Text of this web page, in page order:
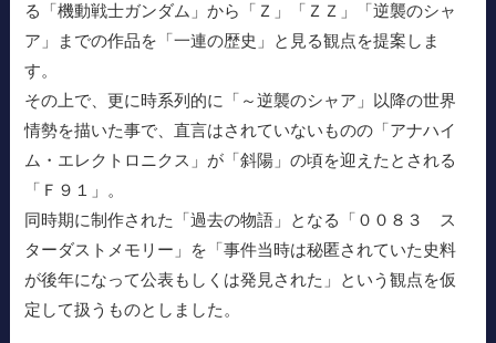
る「機動戦士ガンダム」から「Ｚ」「ＺＺ」「逆襲のシャ
ア」までの作品を「一連の歴史」と見る観点を提案しま
す。
その上で、更に時系列的に「～逆襲のシャア」以降の世界
情勢を描いた事で、直言はされていないものの「アナハイ
ム・エレクトロニクス」が「斜陽」の頃を迎えたとされる
「Ｆ９１」。
同時期に制作された「過去の物語」となる「００８３ ス
ターダストメモリー」を「事件当時は秘匿されていた史料
が後年になって公表もしくは発見された」という観点を仮
定して扱うものとしました。